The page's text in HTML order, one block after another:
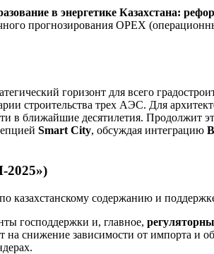
в энергетике Казахстана:
прогнозирования OPEX
горизонт для всего
строительства трех АЭС. Для
в ближайшие десятилетия. Продолжит
Smart City, обсуждая интеграцию
2025»)
содержанию и
господдержки и, главное,
снижение зависимости от импорта и